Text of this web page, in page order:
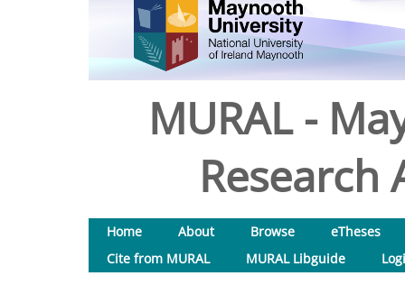
MURAL -
Research
Home About Browse
eTheses
Cite from MURAL
MURAL Libguide